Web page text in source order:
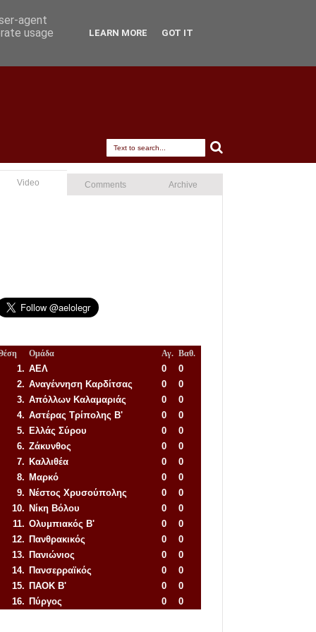
Video Comments Archive
Ομάδα Αγ. Βαθ.
1. ΑΕΛ 0
0
2. Αναγέννηση Καρδίτσας 0
0
3. Απόλλων Καλαμαριάς 0
0
4. Αστέρας Τρίπολης Β' 0
0
5. Ελλάς Σύρου 0
0
6. Ζάκυνθος 0
0
7. Καλλιθέα 0
0
8. Μαρκό 0
0
9. Νέστος Χρυσούπολης 0
0
10. Νίκη Βόλου 0
0
11. Ολυμπιακός Β' 0
0
12. Πανθρακικός 0
0
13. Πανιώνιος 0
0
14. Πανσερραϊκός 0
0
15. ΠΑΟΚ Β' 0
0
16. Πύργος 0
0
agent
usage
LEARN MORE GOT IT